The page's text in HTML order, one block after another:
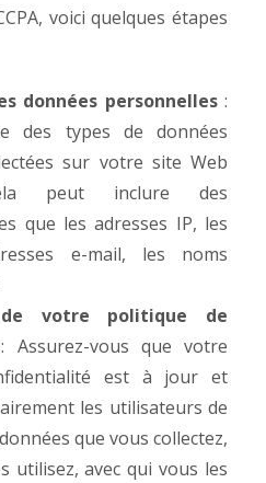
voici quelques étapes
données personnelles:
des types de données
sur votre site Web
peut inclure des
que les adresses IP, les
e-mail, les noms
votre politique de
: Assurez-vous que votre
est à jour et
les utilisateurs de
que vous collectez,
utilisez, avec qui vous les